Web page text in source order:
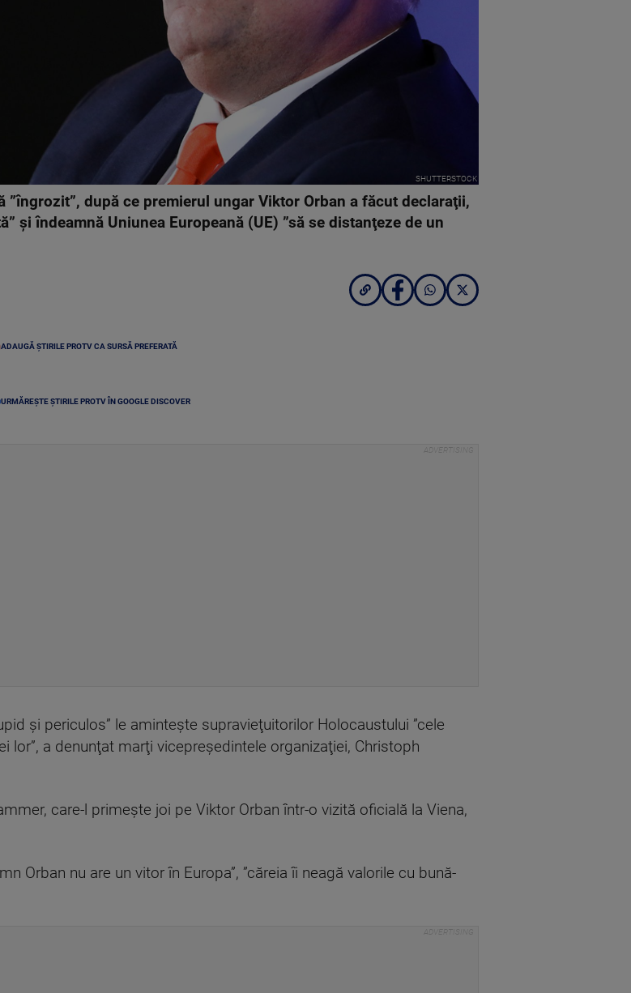
SHUTTERSTOCK
după ce premierul ungar Viktor Orban a făcut declaraţii,
şi îndeamnă Uniunea Europeană (UE) ”să se distanţeze de un
ADAUGĂ ȘTIRILE PROTV CA SURSĂ PREFERATĂ
URMĂREȘTE ȘTIRILE PROTV ÎN GOOGLE DISCOVER
şi periculos” le aminteşte supravieţuitorilor Holocaustului ”cele
lor”, a denunţat marţi vicepreşedintele organizaţiei, Christoph
care-l primeşte joi pe Viktor Orban într-o vizită oficială la Viena,
Orban nu are un vitor în Europa”, ”căreia îi neagă valorile cu bună-